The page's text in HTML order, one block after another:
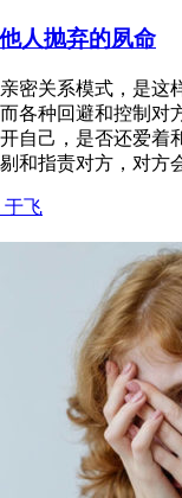
人抛弃的夙命
密关系模式，是这
各种回避和控制对
自己，是否还爱着
和指责对方，对方
于飞